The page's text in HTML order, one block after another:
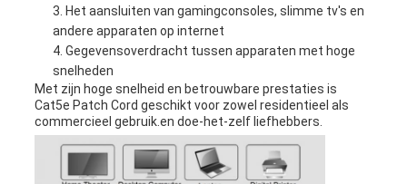
Het aansluiten van gamingconsoles, slimme tv's en
andere apparaten op internet
Gegevensoverdracht tussen apparaten met hoge
snelheden
Met zijn hoge snelheid en betrouwbare prestaties is
Cat5e Patch Cord geschikt voor zowel residentieel als
commercieel gebruik.en doe-het-zelf liefhebbers.